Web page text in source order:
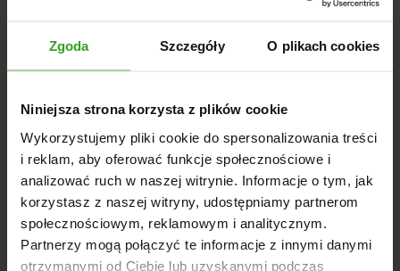
Zgoda Szczegóły O plikach cookies
Niniejsza strona korzysta z plików cookie
Wykorzystujemy pliki cookie do spersonalizowania treści
i reklam, aby oferować funkcje społecznościowe i
analizować ruch w naszej witrynie. Informacje o tym, jak
korzystasz z naszej witryny, udostępniamy partnerom
społecznościowym, reklamowym i analitycznym.
Partnerzy mogą połączyć te informacje z innymi danymi
otrzymanymi od Ciebie lub uzyskanymi podczas
Manualne
Wyposażenie
Oświetlenie LED
Uchwyt na kubek
Zaczep
Zderzak
Wymiary (mm)
2500 / 1100 / 1180
Rozmiar kół przód / tył
15 x 6.00" / 18 x 8.50"